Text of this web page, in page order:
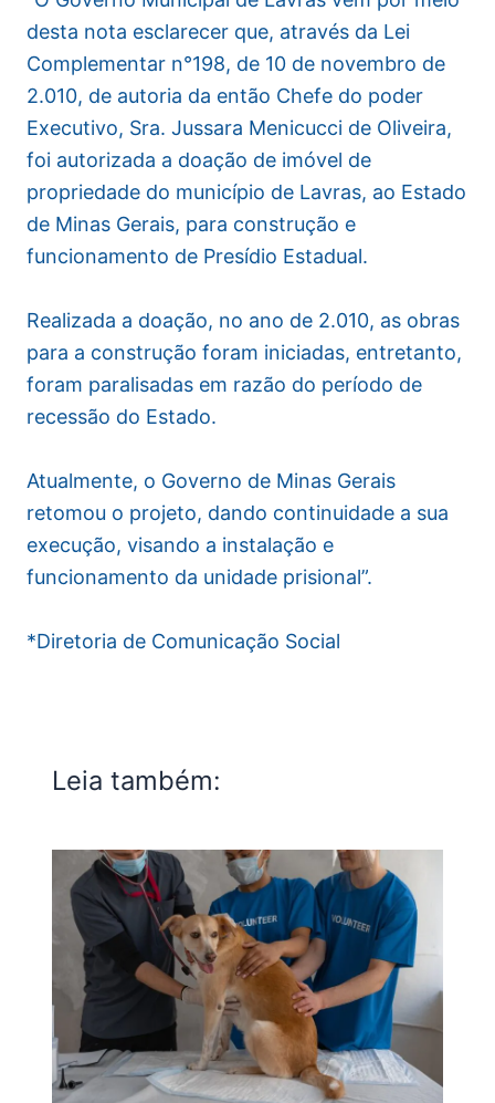
desta nota esclarecer que, através da Lei
Complementar n°198, de 10 de novembro de
2.010, de autoria da então Chefe do poder
Executivo, Sra. Jussara Menicucci de Oliveira,
foi autorizada a doação de imóvel de
propriedade do município de Lavras, ao Estado
de Minas Gerais, para construção e
funcionamento de Presídio Estadual.
Realizada a doação, no ano de 2.010, as obras
para a construção foram iniciadas, entretanto,
foram paralisadas em razão do período de
recessão do Estado.
Atualmente, o Governo de Minas Gerais
retomou o projeto, dando continuidade a sua
execução, visando a instalação e
funcionamento da unidade prisional”.
*Diretoria de Comunicação Social
Leia também: